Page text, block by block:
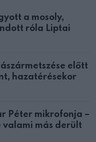
a mosoly,
róla Liptai
előtt
hazatérésekor
Péter mikrofonja –
valami más derült